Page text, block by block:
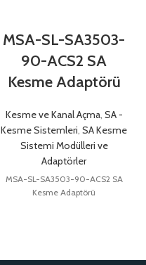
MSA-SL-SA3503-
90-ACS2 SA
Kesme Adaptörü
Kesme ve Kanal Açma, SA -
Kesme Sistemleri, SA Kesme
Sistemi Modülleri ve
Adaptörler
MSA-SL-SA3503-90-ACS2 SA
Kesme Adaptörü